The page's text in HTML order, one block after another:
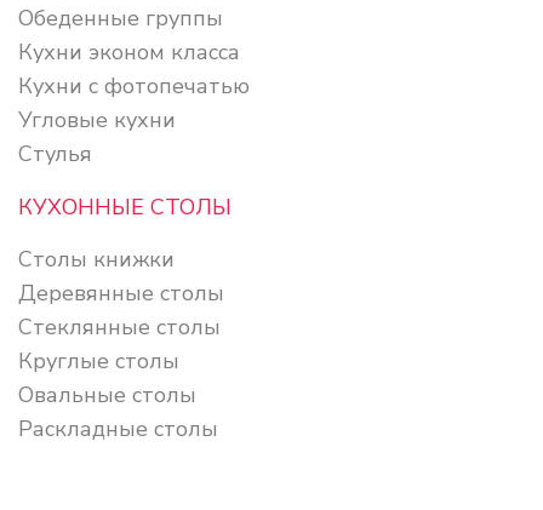
Обеденные группы
Кухни эконом класса
Кухни с фотопечатью
Угловые кухни
Стулья
КУХОННЫЕ СТОЛЫ
Столы книжки
Деревянные столы
Стеклянные столы
Круглые столы
Овальные столы
Раскладные столы